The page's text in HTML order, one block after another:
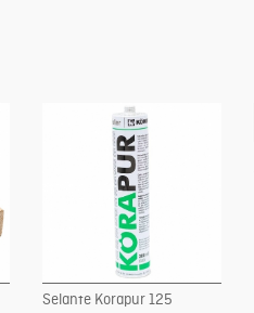
Selante Korapur 125